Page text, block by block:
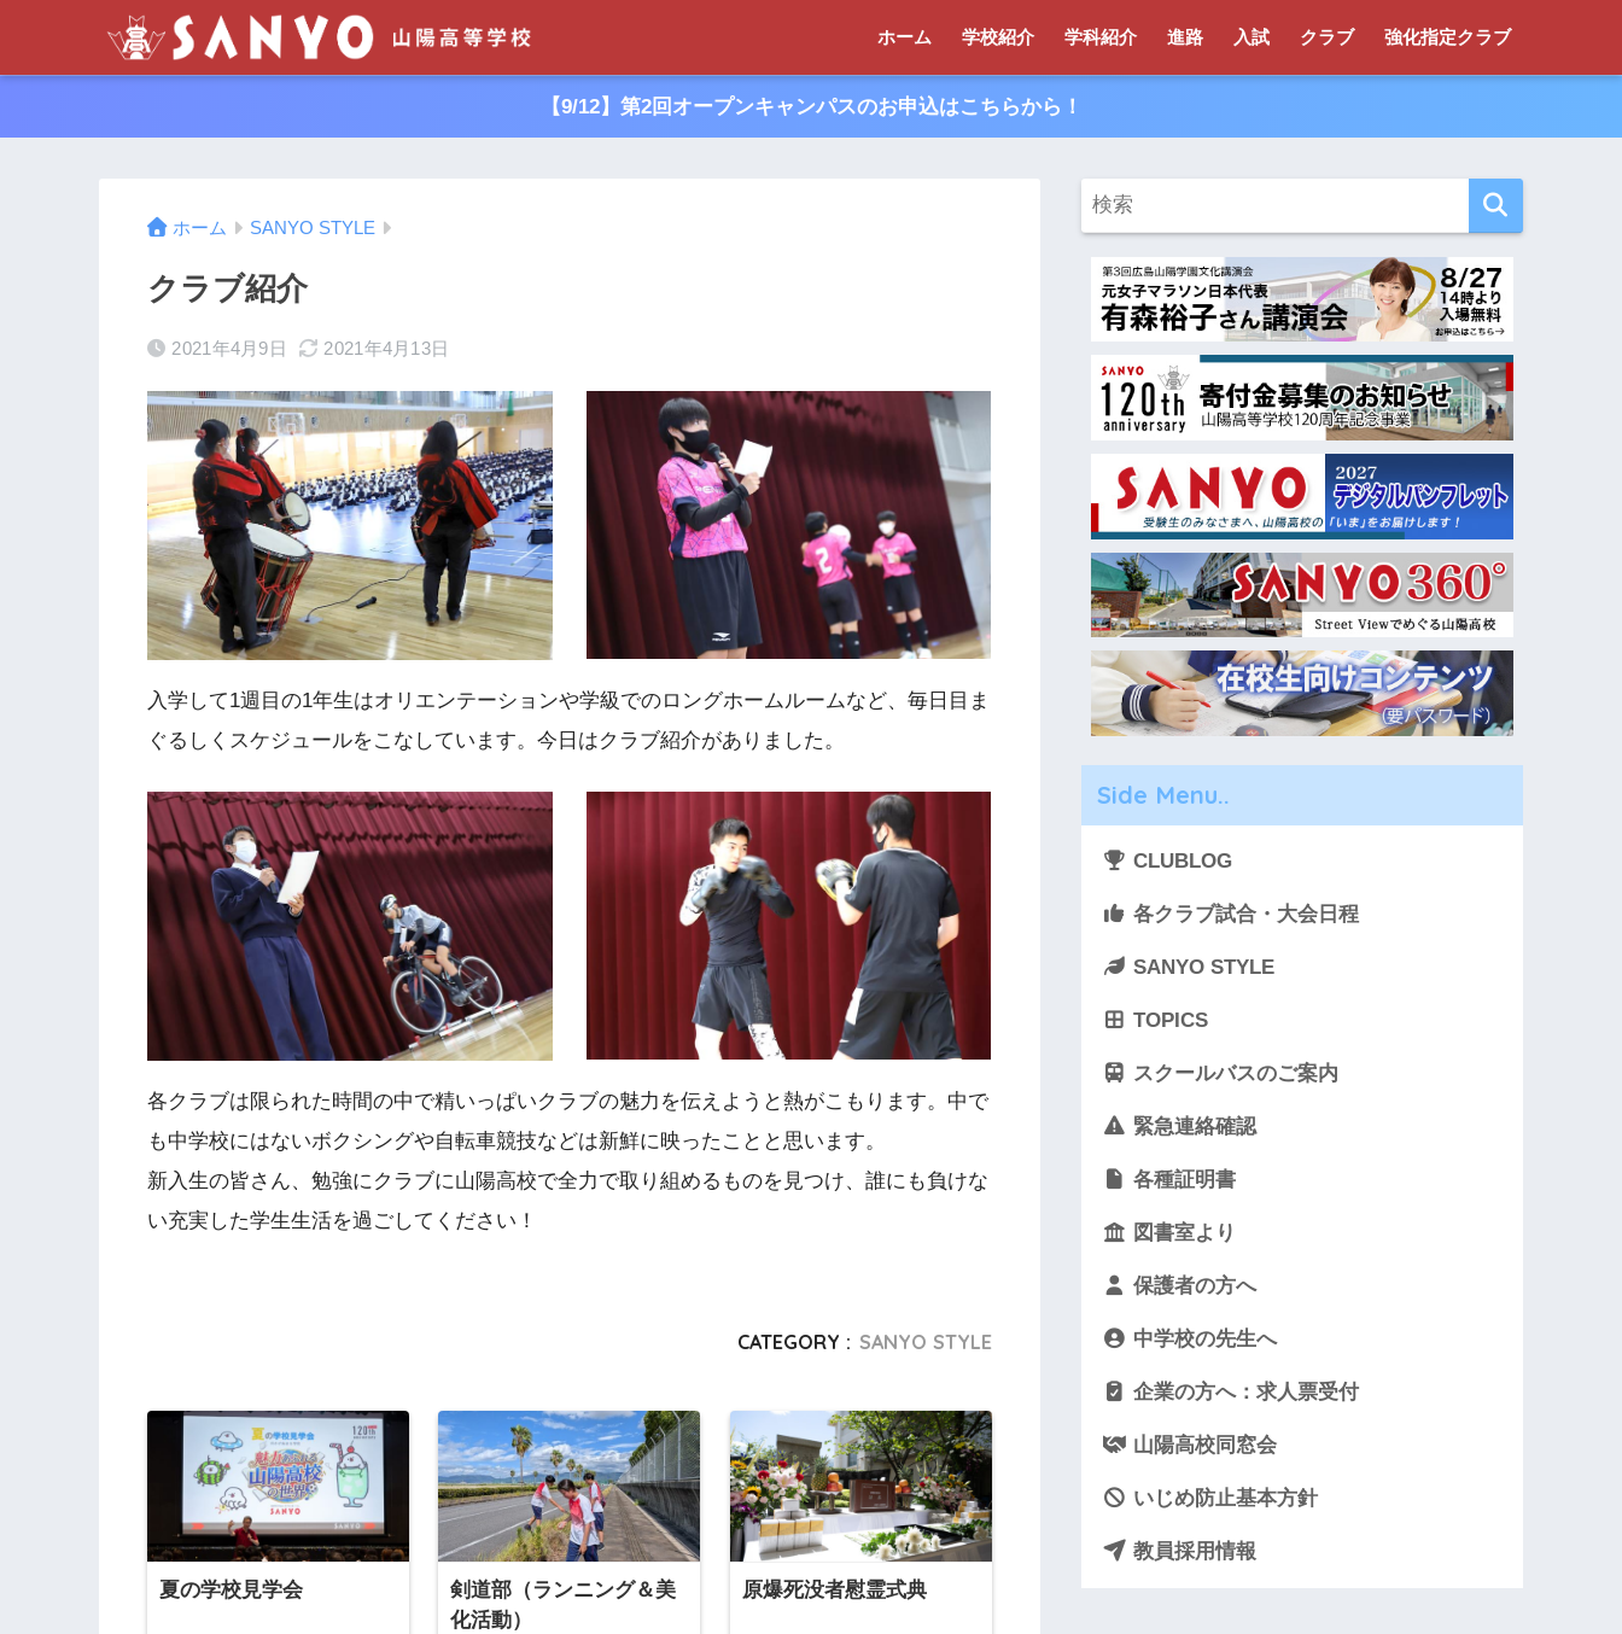
ホーム 学校紹介 学科紹介 進路 入試 クラブ 強化指定クラブ
【9/12】第2回オープンキャンパスのお申込はこちらから！
ホーム SANYO STYLE
クラブ紹介
2021年4月9日 2021年4月13日
入学して1週目の1年生はオリエンテーションや学級でのロングホームルームなど、毎日目ま
ぐるしくスケジュールをこなしています。今日はクラブ紹介がありました。
各クラブは限られた時間の中で精いっぱいクラブの魅力を伝えようと熱がこもります。中で
も中学校にはないボクシングや自転車競技などは新鮮に映ったことと思います。
新入生の皆さん、勉強にクラブに山陽高校で全力で取り組めるものを見つけ、誰にも負けな
い充実した学生生活を過ごしてください！
CATEGORY : SANYO STYLE
夏の学校見学会
剣道部（ランニング＆美
化活動）
原爆死没者慰霊式典
Side Menu..
CLUBLOG
各クラブ試合・大会日程
SANYO STYLE
TOPICS
スクールバスのご案内
緊急連絡確認
各種証明書
図書室より
保護者の方へ
中学校の先生へ
企業の方へ：求人票受付
山陽高校同窓会
いじめ防止基本方針
教員採用情報